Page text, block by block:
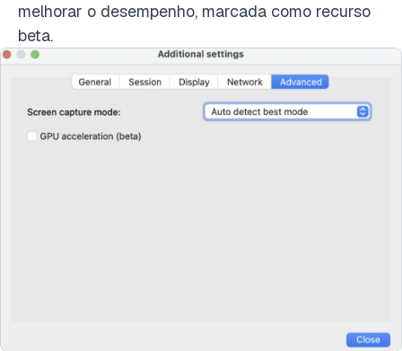
melhorar o desempenho, marcada como recurso
beta.